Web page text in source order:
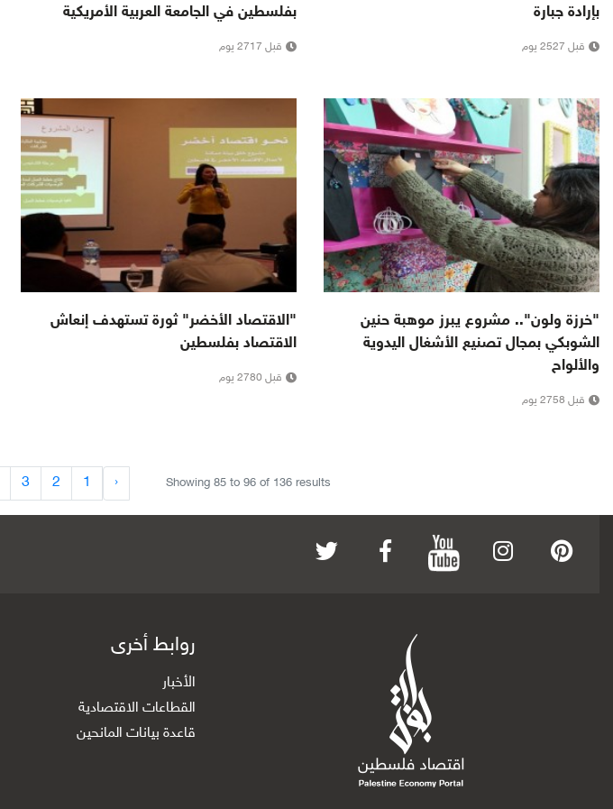
بإرادة جبارة
قبل 2527 يوم
بفلسطين في الجامعة العربية الأمريكية
قبل 2717 يوم
"خرزة ولون".. مشروع يبرز موهبة حنين
الشوبكي بمجال تصنيع الأشغال اليدوية
والألواح
قبل 2758 يوم
"الاقتصاد الأخضر" ثورة تستهدف إنعاش
الاقتصاد بفلسطين
قبل 2780 يوم
Showing 85to 96of 136results
‹
1
2
3
روابط أخرى
الأخبار
القطاعات الاقتصادية
قاعدة بيانات المانحين